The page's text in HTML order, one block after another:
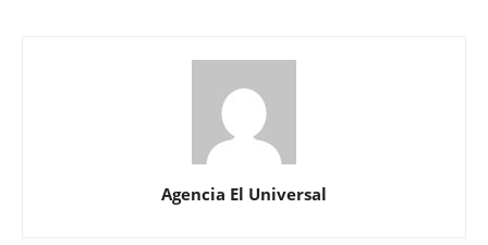
Agencia El Universal